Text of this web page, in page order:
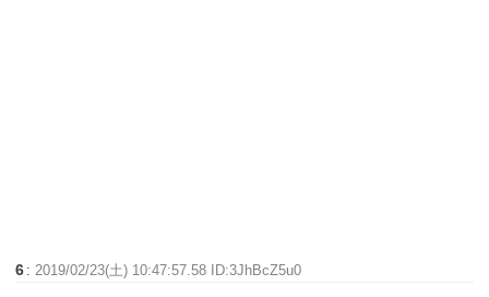
6 :2019/02/23(土) 10:47:57.58 ID:3JhBcZ5u0